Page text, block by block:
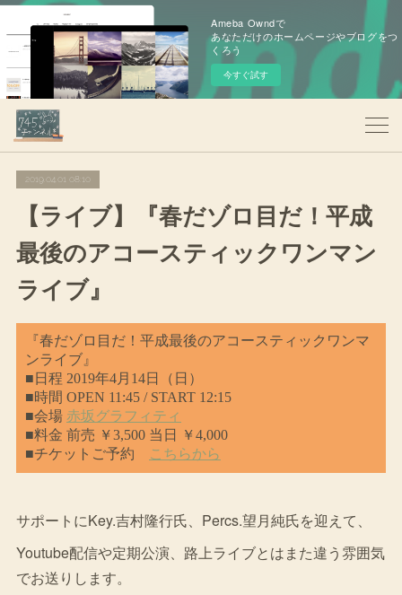
Ameba Owndで
あなただけのホームページやブログをつ
くろう
今すぐ試す
2019.04.01 08:10
【ライブ】『春だゾロ目だ！平成
最後のアコースティックワンマン
ライブ』
サポートにKey.吉村隆行氏、Percs.望月純氏を迎えて、
Youtube配信や定期公演、路上ライブとはまた違う雰囲気
でお送りします。